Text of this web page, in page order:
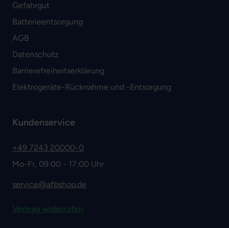
Gefahrgut
Batterieentsorgung
AGB
Datenschutz
Barrierefreiheitserklärung
Elektrogeräte-Rücknahme und -Entsorgung
Kundenservice
+49 7243 20000-0
Mo-Fr, 09:00 - 17:00 Uhr
service@afbshop.de
Vertrag widerrufen